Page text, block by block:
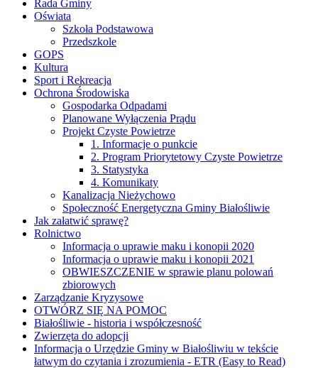
Rada Gminy
Oświata
Szkoła Podstawowa
Przedszkole
GOPS
Kultura
Sport i Rekreacja
Ochrona Środowiska
Gospodarka Odpadami
Planowane Wyłączenia Prądu
Projekt Czyste Powietrze
1. Informacje o punkcie
2. Program Priorytetowy Czyste Powietrze
3. Statystyka
4. Komunikaty
Kanalizacja Nieżychowo
Społeczność Energetyczna Gminy Białośliwie
Jak załatwić sprawę?
Rolnictwo
Informacja o uprawie maku i konopii 2020
Informacja o uprawie maku i konopii 2021
OBWIESZCZENIE w sprawie planu polowań
zbiorowych
Zarządzanie Kryzysowe
OTWÓRZ SIĘ NA POMOC
Białośliwie - historia i współczesność
Zwierzęta do adopcji
Informacja o Urzędzie Gminy w Białośliwiu w tekście
łatwym do czytania i zrozumienia - ETR (Easy to Read)